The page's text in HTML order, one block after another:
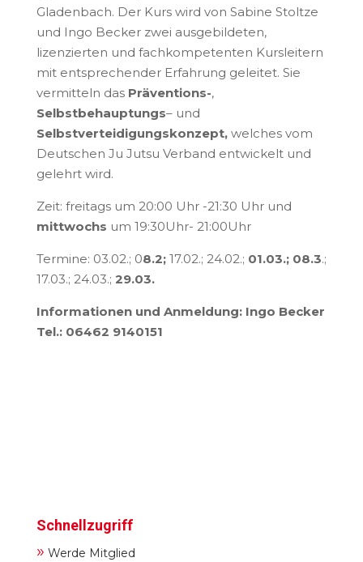
Gladenbach. Der Kurs wird von Sabine Stoltze
und Ingo Becker zwei ausgebildeten,
lizenzierten und fachkompetenten Kursleitern
mit entsprechender Erfahrung geleitet. Sie
vermitteln das Präventions-,
Selbstbehauptungs– und
Selbstverteidigungskonzept,welches vom
Deutschen Ju Jutsu Verband entwickelt und
gelehrt wird.
Zeit: freitags um 20:00 Uhr -21:30 Uhr und
mittwochs um 19:30Uhr- 21:00Uhr
Termine: 03.02.; 08.2;17.02.; 24.02.; 01.03.; 08.3.;
17.03.; 24.03.; 29.03.
Informationen und Anmeldung: Ingo Becker
Tel.: 06462 9140151
Schnellzugriff
» Werde Mitglied